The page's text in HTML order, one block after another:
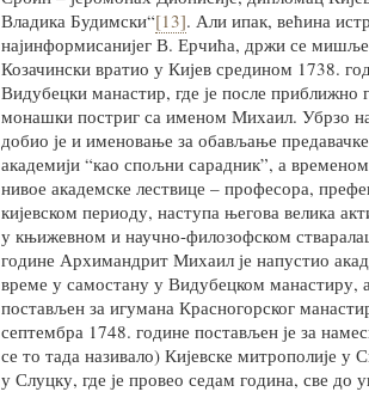
Владика Будимски“[13]. Али ипак, већина
најинформисанијег В. Ерчића, држи се
Козачински вратио у Кијев средином 1738.
Видубецки манастир, где је после
монашки постриг са именом Михаил. Убрзо
добио је и именовање за обављање
академији “као спољни сарадник”, а
нивое академске лествице – професора,
кијевском периоду, наступа његова велика
у књижевном и научно-филозофском
године Архимандрит Михаил је напустио
време у самостану у Видубецком манастиру,
постављен за игумана Красногорског
септембра 1748. године постављен је за
се то тада називало) Кијевске митрополије у
у Слуцку, где је провео седам година, све до